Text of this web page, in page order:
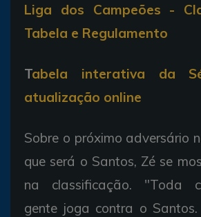
Liga dos Campeões -
Tabela e Regulamento
Tabela interativa da
atualização online
Sobre o próximo adversário
que será o Santos, Zé se
na classificação. "Toda
gente joga contra o